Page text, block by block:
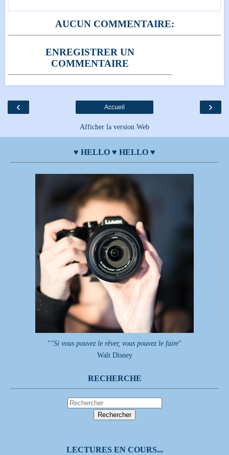
AUCUN COMMENTAIRE:
ENREGISTRER UN
COMMENTAIRE
‹ ›
Accueil
Afficher la version Web
♥ HELLO ♥ HELLO ♥
""Si vous pouvez le rêver, vous pouvez le faire"
Walt Disney
RECHERCHE
LECTURES EN COURS...